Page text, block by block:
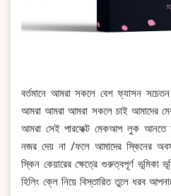
বর্তমানে আমরা সকলে বেশ ফ্যাসন
আমরা আমরা আমরা সকলে চাই আমাদের
আমরা সেই পারফেক্ট মেকআপ লুক আনতে
নজর দেয় না /ফলে আমাদের স্কিনের
স্কিন কেয়ারের ক্ষেত্রে গুরুত্বপূর্ণ ভূমিকা
হিলিং ক্লে নিয়ে বিস্তারিত তুলে ধরব